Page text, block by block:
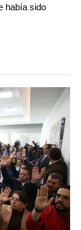
había sido